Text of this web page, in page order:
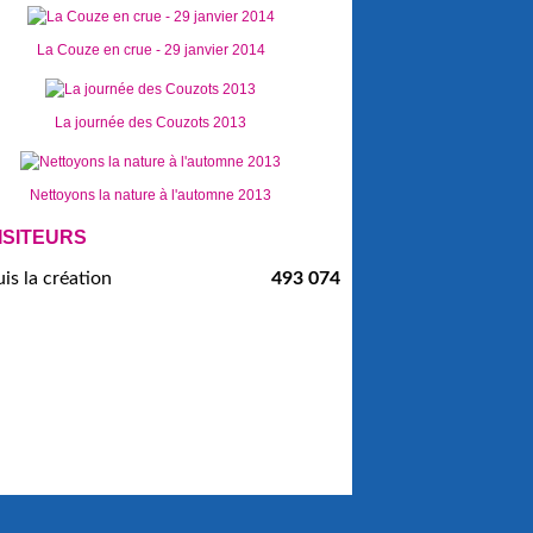
La Couze en crue - 29 janvier 2014
La journée des Couzots 2013
Nettoyons la nature à l'automne 2013
la création 493 074